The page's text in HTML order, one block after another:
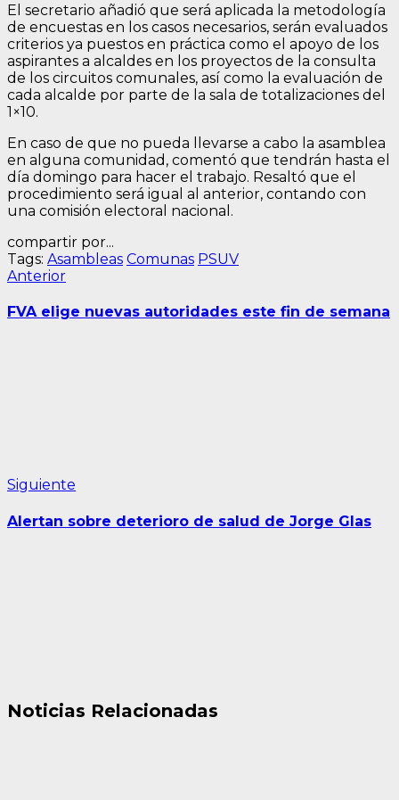
El secretario añadió que será aplicada la metodología
de encuestas en los casos necesarios, serán evaluados
criterios ya puestos en práctica como el apoyo de los
aspirantes a alcaldes en los proyectos de la consulta
de los circuitos comunales, así como la evaluación de
cada alcalde por parte de la sala de totalizaciones del
1×10.
En caso de que no pueda llevarse a cabo la asamblea
en alguna comunidad, comentó que tendrán hasta el
día domingo para hacer el trabajo. Resaltó que el
procedimiento será igual al anterior, contando con
una comisión electoral nacional.
compartir por...
Tags: Asambleas Comunas PSUV
Navegación
de
AnteriorEntrada
FVA elige nuevas autoridades este fin de semana
Siguiente
Alertan sobre deterioro de salud de Jorge Glas
Noticias Relacionadas